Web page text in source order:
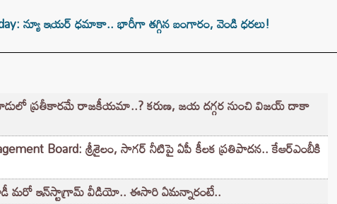
న్యూ ఇయర్ ధమాకా.. భారీగా తగ్గిన బంగారం, వెండి ధరలు!
ప్రతీకారమే రాజకీయమా..? కరుణ, జయ దగ్గర నుంచి విజయ్ దాకా
Board: శ్రీశైలం, సాగర్ నీటిపై ఏపీ కీలక ప్రతిపాదన.. కేఆర్ఎంబీకి
మరో ఇన్‌స్టాగ్రామ్ వీడియో.. ఈసారి ఏమన్నారంటే..